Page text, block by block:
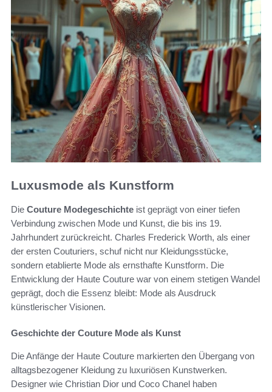
Luxusmode als Kunstform
Die Couture Modegeschichte ist geprägt von einer tiefen
Verbindung zwischen Mode und Kunst, die bis ins 19.
Jahrhundert zurückreicht. Charles Frederick Worth, als einer
der ersten Couturiers, schuf nicht nur Kleidungsstücke,
sondern etablierte Mode als ernsthafte Kunstform. Die
Entwicklung der Haute Couture war von einem stetigen Wandel
geprägt, doch die Essenz bleibt: Mode als Ausdruck
künstlerischer Visionen.
Geschichte der Couture Mode als Kunst
Die Anfänge der Haute Couture markierten den Übergang von
alltagsbezogener Kleidung zu luxuriösen Kunstwerken.
Designer wie Christian Dior und Coco Chanel haben